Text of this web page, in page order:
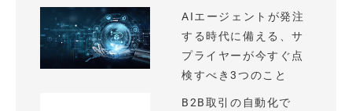
AIエージェントが発注
する時代に備える、サ
プライヤーが今すぐ点
検すべき3つのこと
B2B取引の自動化で